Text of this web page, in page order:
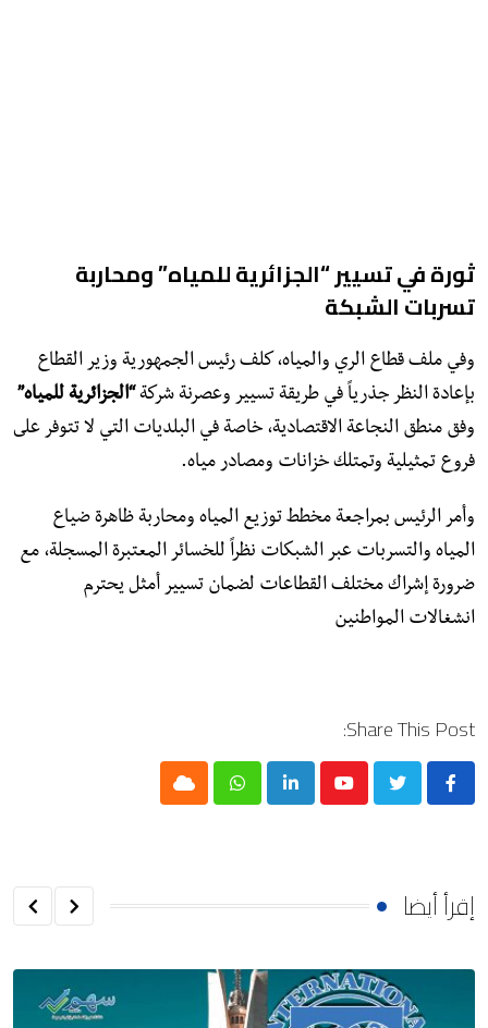
​ثورة في تسيير “الجزائرية للمياه” ومحاربة
تسربات الشبكة
​وفي ملف قطاع الري والمياه، كلف رئيس الجمهورية وزير القطاع
بإعادة النظر جذرياً في طريقة تسيير وعصرنة شركة“الجزائرية للمياه”
وفق منطق النجاعة الاقتصادية، خاصة في البلديات التي لا تتوفر على
فروع تمثيلية وتمتلك خزانات ومصادر مياه.
وأمر الرئيس بمراجعة مخطط توزيع المياه ومحاربة ظاهرة ضياع
المياه والتسربات عبر الشبكات نظراً للخسائر المعتبرة المسجلة، مع
ضرورة إشراك مختلف القطاعات لضمان تسيير أمثل يحترم
انشغالات المواطنين
Share This Post:
Youtube
LinkedIn
Whatsapp
Cloud
إقرأ أيضا